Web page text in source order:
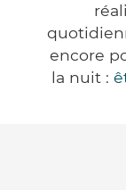
encore
la nuit :